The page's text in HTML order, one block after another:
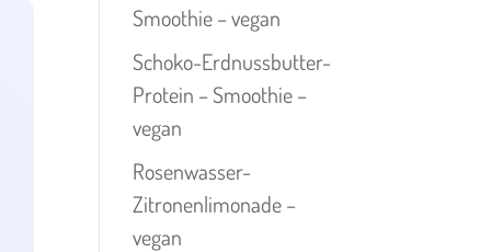
Smoothie – vegan
Schoko-Erdnussbutter-
Protein – Smoothie –
vegan
Rosenwasser-
Zitronenlimonade –
vegan